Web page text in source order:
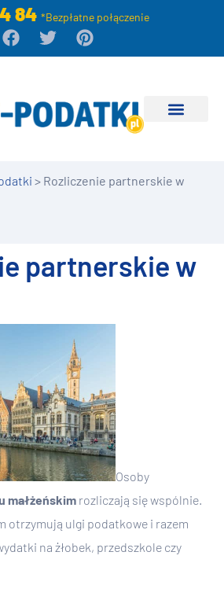
84*Bezpłatne połączenie
> Rozliczenie partnerskie w
partnerskie w
Osoby
małżeńskim rozliczają się wspólnie.
otrzymują ulgi podatkowe i razem
na żłobek, przedszkole czy